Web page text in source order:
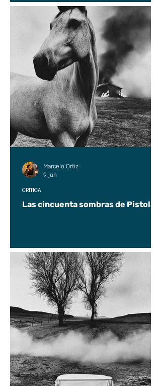
Las cincuenta sombras de Pistolas
CRÍTICA
Marcelo Ortiz
9 jun